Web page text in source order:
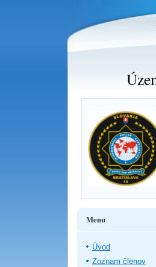
Menu
Úvod
Zoznam členov